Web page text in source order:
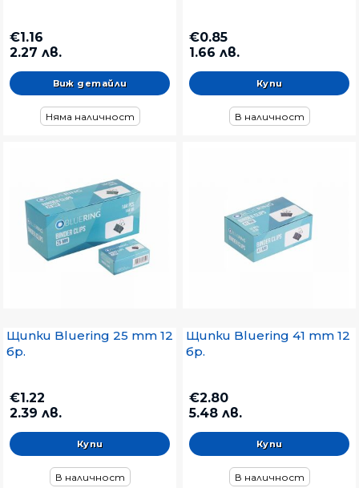
€1.16
2.27 лв.
Виж детайли
Няма наличност
€0.85
1.66 лв.
В наличност
Щипки Bluering 25 mm 12
бр.
€1.22
2.39 лв.
В наличност
Щипки Bluering 41 mm 12
бр.
€2.80
5.48 лв.
В наличност